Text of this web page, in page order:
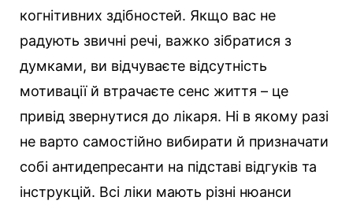
когнітивних здібностей. Якщо вас не
радують звичні речі, важко зібратися з
думками, ви відчуваєте відсутність
мотивації й втрачаєте сенс життя – це
привід звернутися до лікаря. Ні в якому разі
не варто самостійно вибирати й призначати
собі антидепресанти на підставі відгуків та
інструкцій. Всі ліки мають різні нюанси